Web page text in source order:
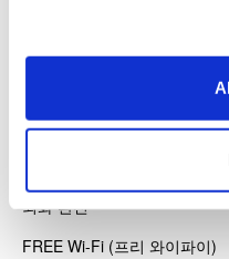
외화 환전
FREE Wi-Fi (프리 와이파이)